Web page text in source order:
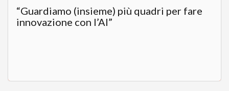
“Guardiamo (insieme) più quadri per fare
innovazione con l’AI”